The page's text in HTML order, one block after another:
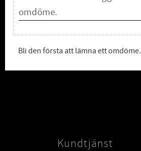
Bli den första att lämna ett omdöme.
Kundtjänst